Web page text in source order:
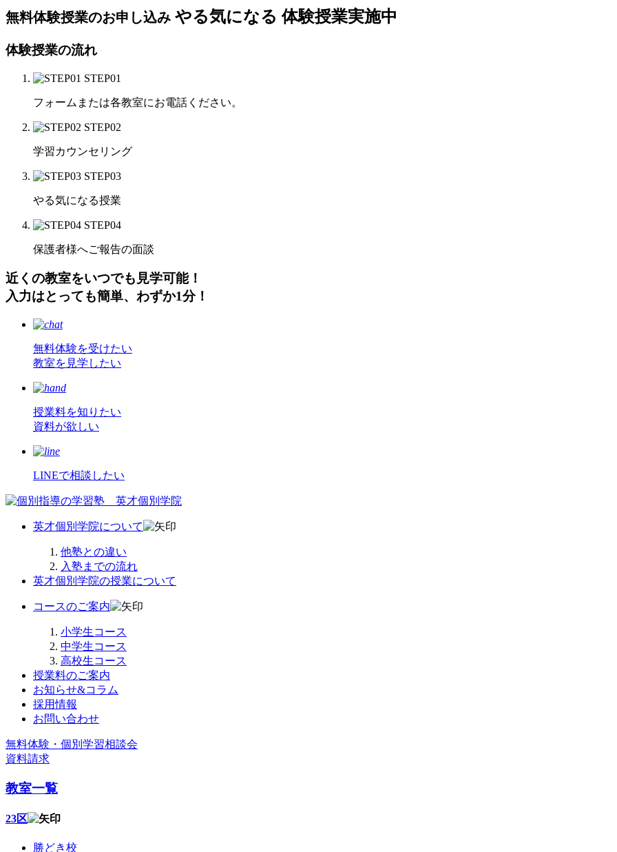
無料体験授業のお申し込み やる気になる 体験授業実施中
体験授業の流れ
STEP01
フォームまたは各教室にお電話ください。
STEP02
学習カウンセリング
STEP03
やる気になる授業
STEP04
保護者様へご報告の面談
近くの教室をいつでも見学可能！
入力はとっても簡単、わずか1分！
無料体験を受けたい
教室を 見学 したい
授業料を知 りたい
資料が欲 しい
LINEで相談したい
英才個別学院について
他塾との違い
入塾までの流れ
英才個別学院の授業について
コースのご案内
小学生コース
中学生コース
高校生コース
授業料のご案内
お知らせ&コラム
採用情報
お問い合わせ
無料体験・個別学習相談会
資料請求
教室一覧
23区
勝どき校